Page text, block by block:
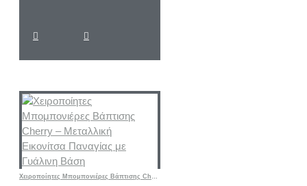
Χειροποίητες Μπομπονιέρες Βάπτισης Cherry – Μεταλλική Εικονίτσα Παναγίας με Γυάλινη Βάση